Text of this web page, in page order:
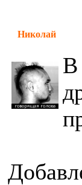
Николай
В